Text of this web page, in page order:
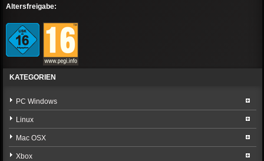
Altersfreigabe:
KATEGORIEN
PC Windows
Linux
Mac OSX
Xbox